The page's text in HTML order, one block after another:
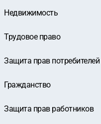
Недвижимость
Трудовое право
Защита прав потребителей
Гражданство
Защита прав работников